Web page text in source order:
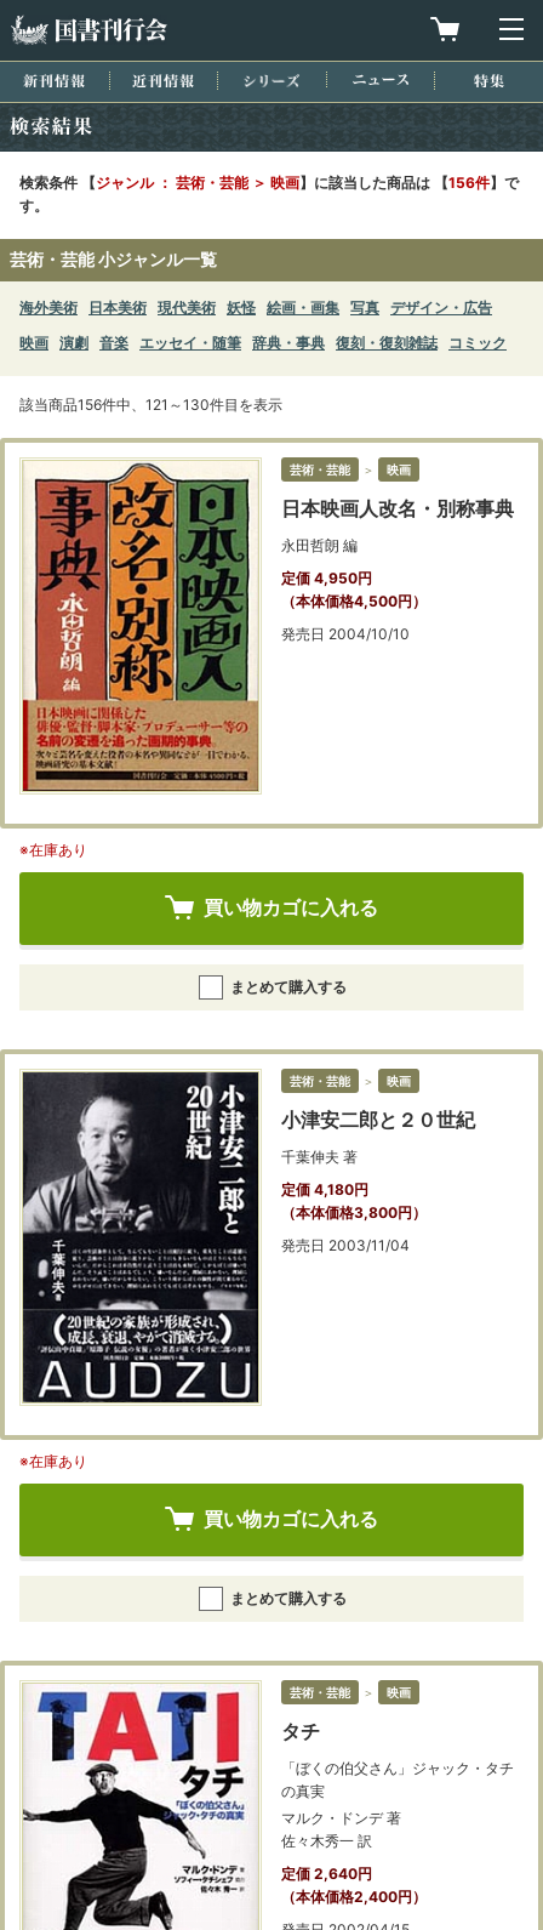
買物カゴを
新刊情報 近刊情報 シリーズ ニュース
検索条件 【ジャンル ： 芸術・芸能 ＞ 映画】に該当した商品は 【156件】で
す。
芸術・芸能 小ジャンル一覧
海外美術 日本美術 現代美術 妖怪 絵画・画集 写真 デザイン・広告
映画 演劇 音楽 エッセイ・随筆 辞典・事典 復刻・復刻雑誌 コミック
該当商品156件中、121～130件目を表示
芸術・芸能 ＞ 映画
日本映画人改名・別称事典
永田哲朗 編
定価 4,950円
（本体価格4,500円）
発売日 2004/10/10
※在庫あり
買い物カゴに入れる
まとめて購入する
芸術・芸能 ＞ 映画
小津安二郎と２０世紀
千葉伸夫 著
定価 4,180円
（本体価格3,800円）
発売日 2003/11/04
※在庫あり
買い物カゴに入れる
まとめて購入する
芸術・芸能 ＞ 映画
タチ
「ぼくの伯父さん」ジャック・タチ
の真実
マルク・ドンデ 著
佐々木秀一 訳
定価 2,640円
（本体価格2,400円）